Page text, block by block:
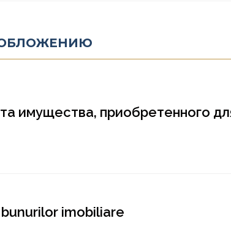
имущества, приобретенного
imobiliare